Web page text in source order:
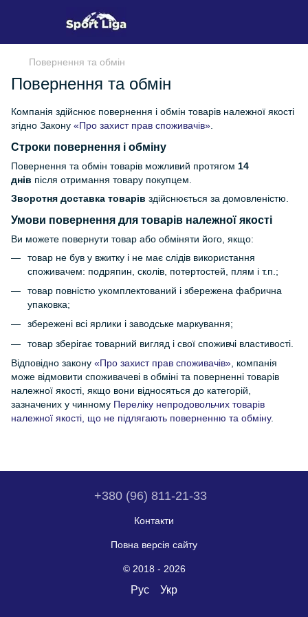
Повернення та обмін
Повернення та обмін
Компанія здійснює повернення і обмін товарів належної якості
згідно Закону «Про захист прав споживачів»
Строки повернення і обміну
Повернення та обмін товарів можливий протягом 14
днів після отримання товару покупцем.
Зворотня доставка товарів здійснюється за домовленістю.
Умови повернення для товарів належної якості
Ви можете повернути товар або обміняти його, якщо:
товар не був у вжитку і не має слідів використання
споживачем: подряпин, сколів, потертостей, плям і т.п.;
товар повністю укомплектований і збережена фабрична
упаковка;
збережені всі ярлики і заводське маркування;
товар зберігає товарний вигляд і свої споживчі властивості.
Відповідно закону «Про захист прав споживачів» , компанія
може відмовити споживачеві в обміні та поверненні товарів
належної якості, якщо вони відносяться до категорій,
зазначених у чинному Переліку непродовольчих товарів
належної якості, що не підлягають поверненню та обміну.
+380 (96) 811-21-33
Контакти
Повна версія сайту
© 2018 - 2026
Рус Укр